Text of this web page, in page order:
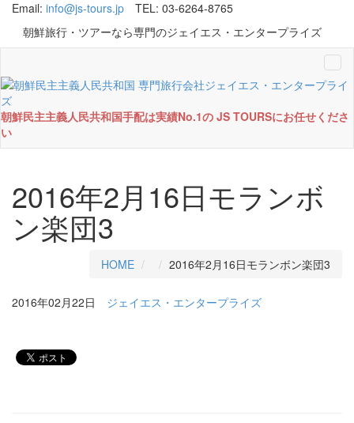
Email: info@js-tours.jp
TEL: 03-6264-8765
朝鮮旅行・ツアーなら専門のジェイエス・エンタープライズ
朝鮮民主主義人民共和国手配は実績No.1の JS TOURSにお任せくださ
い
2016年2月16日モランボ
ン楽団3
HOME 2016年2月16日モランボン楽団3
2016年02月22日 ジェイエス・エンタープライズ